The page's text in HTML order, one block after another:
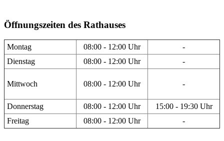
Öffnungszeiten des Rathauses
Montag 08:00 - 12:00 Uhr
-
Dienstag
08:00 - 12:00 Uhr -
Mittwoch 08:00 - 12:00 Uhr -
Donnerstag 08:00 - 12:00 Uhr
15:00 - 19:30 Uhr
Freitag
08:00 - 12:00 Uhr -